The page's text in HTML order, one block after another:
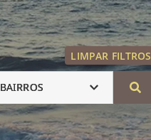
LIMPAR FILTROS
BAIRROS